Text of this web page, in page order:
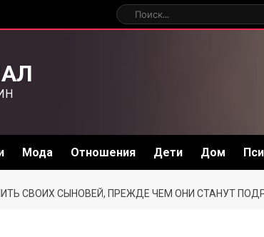
Мода Отношения Дети Дом
СВОИХ СЫНОВЕЙ, ПРЕЖДЕ ЧЕМ ОНИ СТАНУТ